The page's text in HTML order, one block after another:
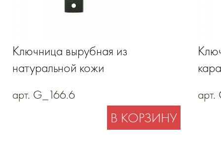
Ключница вырубная из
натуральной кожи
арт. G_166.6
В КОРЗИНУ
арт.